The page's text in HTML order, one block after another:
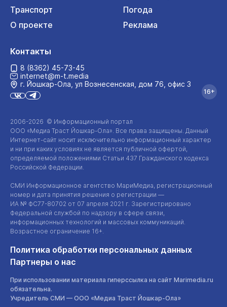
Транспорт
Погода
О проекте
Реклама
2006-2026 © Информационный портал
ООО «Медиа Траст Йошкар-Ола». Все права защищены. Данный
Интернет-сайт носит исключительно информационный характер
и ни при каких условиях не является публичной офертой,
определяемой положениями Статьи 437 Гражданского кодекса
Российской Федерации.
СМИ Информационное агентство МариМедиа, регистрационный
номер и дата принятия решения о регистрации —
ИА № ФС77-80702 от 07 апреля 2021 г. Зарегистрировано
Федеральной службой по надзору в сфере связи,
информационных технологий и массовых коммуникаций.
Возрастное ограничение 16+.
Политика обработки персональных данных
Партнеры о нас
При использовании материала гиперссылка на сайт Marimedia.ru
обязательна.
Учредитель СМИ — ООО «Медиа Траст Йошкар-Ола»
Контакты
8 (8362) 45-73-45
internet@m-t.media
г. Йошкар‑Ола, ул Вознесенская, дом 76, офис 3
16+